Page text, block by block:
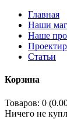
Главная
Наши
Наше
Статьи
Корзина
Товаров: 0
Ничего не